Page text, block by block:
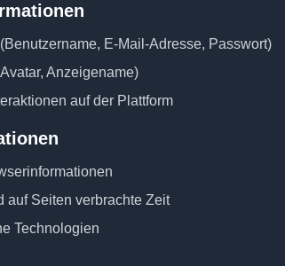
E-Mail-Adresse, Passwort)
Anzeigename)
auf der Plattform
auf Seiten verbrachte Zeit
Technologien